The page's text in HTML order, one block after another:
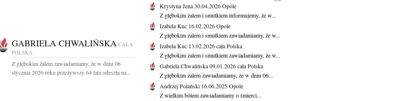
GABRIELA CHWALIŃSKA CAŁA
POLSKA
Z głębokim żalem zawiadamiamy, że w dniu 06
stycznia 2026 roku przeżywszy 64 lata odeszła na...
Krystyna Jena30.04.2026Opole
Z głębokim żalem i smutkiem informujemy, że w...
Izabela Kuc 16.02.2026Opole
Z głębokim żalem i smutkiem zawiadamiamy, że w...
Izabela Kuc 13.02.2026cała Polska
Z głębokim żalem i smutkiem zawiadamiamy, że w...
Gabriela Chwalińska09.01.2026cała Polska
Z głębokim żalem zawiadamiamy, że w dniu 06...
Andrzej Polański 16.06.2025Opole
Z wielkim bólem zawiadamiamy o śmierci...